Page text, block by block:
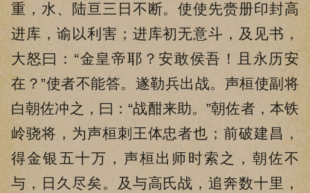
重，水、陆亘三日不断。使使先赍册印封高
进库，谕以利害；进库初无意斗，及见书，
大怒曰：“金皇帝耶？安敢侯吾！且永历安
在？”使者不能答。遂勒兵出战。声桓使副将
白朝佐冲之，曰：“战酣来助。”朝佐者，本铁
岭骁将，为声桓刺王体忠者也；前破建昌，
得金银五十万，声桓出师时索之，朝佐不
与，日久尽矣。及与高氏战，追奔数十里，